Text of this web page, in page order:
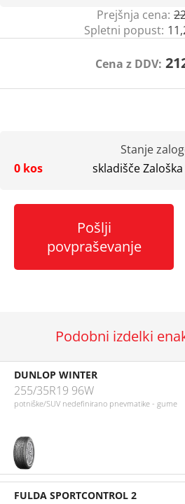
Prejšnja cena:
Spletni popust:
Cena z DDV:
Stanje
0 kos
skladišče Zaloška
Pošlji
povpraševanje
Podobni izdelki
DUNLOP WINTER
255/35R19 96W
potniške/SUV nedefinirano pnevmatike - gume
FULDA SPORTCONTROL 2